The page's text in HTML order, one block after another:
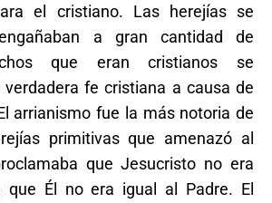
el cristiano. Las herejías se
a gran cantidad de
que eran cristianos se
fe cristiana a causa de
arrianismo fue la más notoria de
primitivas que amenazó al
que Jesucristo no era
que Él no era igual al Padre. El